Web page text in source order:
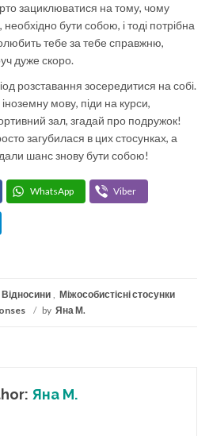
зациклюватися на тому, чому
необхідно бути собою, і тоді потрібна
тебе за тебе справжню,
дуже скоро.
розставання зосередитися на собі.
мову, піди на курси,
зал, згадай про подружок!
загубилася в цих стосунках, а
шанс знову бути собою!
WhatsApp Viber
Відносини , Міжособистісні стосунки
/ by Яна М.
Яна М.